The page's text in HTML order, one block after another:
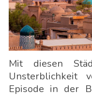
Mit diesen
Unsterblichkeit
Episode in der